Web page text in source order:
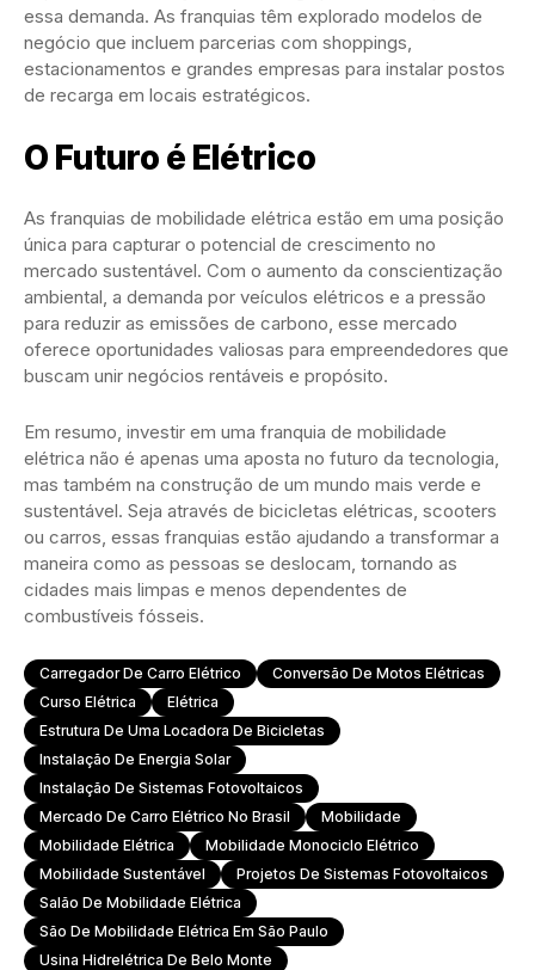
essa demanda. As franquias têm explorado modelos de
negócio que incluem parcerias com shoppings,
estacionamentos e grandes empresas para instalar postos
de recarga em locais estratégicos.
O Futuro é Elétrico
As franquias de mobilidade elétrica estão em uma posição
única para capturar o potencial de crescimento no
mercado sustentável. Com o aumento da conscientização
ambiental, a demanda por veículos elétricos e a pressão
para reduzir as emissões de carbono, esse mercado
oferece oportunidades valiosas para empreendedores que
buscam unir negócios rentáveis e propósito.
Em resumo, investir em uma franquia de mobilidade
elétrica não é apenas uma aposta no futuro da tecnologia,
mas também na construção de um mundo mais verde e
sustentável. Seja através de bicicletas elétricas, scooters
ou carros, essas franquias estão ajudando a transformar a
maneira como as pessoas se deslocam, tornando as
cidades mais limpas e menos dependentes de
combustíveis fósseis.
Carregador De Carro Elétrico
Conversão De Motos Elétricas
Curso Elétrica
Elétrica
Estrutura De Uma Locadora De Bicicletas
Instalação De Energia Solar
Instalação De Sistemas Fotovoltaicos
Mercado De Carro Elétrico No Brasil
Mobilidade
Mobilidade Elétrica
Mobilidade Monociclo Elétrico
Mobilidade Sustentável
Projetos De Sistemas Fotovoltaicos
Salão De Mobilidade Elétrica
São De Mobilidade Elétrica Em São Paulo
Usina Hidrelétrica De Belo Monte